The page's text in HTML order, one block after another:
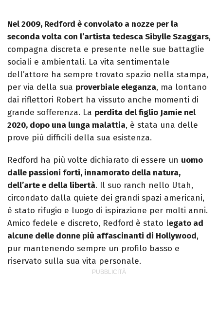
Nel 2009, Redford è convolato a nozze per la
seconda volta con l’artista tedesca Sibylle Szaggars,
compagna discreta e presente nelle sue battaglie
sociali e ambientali. La vita sentimentale
dell’attore ha sempre trovato spazio nella stampa,
per via della sua proverbiale eleganza, ma lontano
dai riflettori Robert ha vissuto anche momenti di
grande sofferenza. La perdita del figlio Jamie nel
2020, dopo una lunga malattia, è stata una delle
prove più difficili della sua esistenza.
Redford ha più volte dichiarato di essere un uomo
dalle passioni forti, innamorato della natura,
dell’arte e della libertà. Il suo ranch nello Utah,
circondato dalla quiete dei grandi spazi americani,
è stato rifugio e luogo di ispirazione per molti anni.
Amico fedele e discreto, Redford è stato legato ad
alcune delle donne più affascinanti di Hollywood,
pur mantenendo sempre un profilo basso e
riservato sulla sua vita personale.